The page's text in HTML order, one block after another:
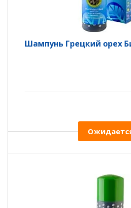
Шампунь Грецкий орех